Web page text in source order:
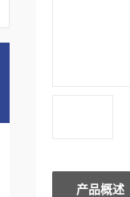
产品概述